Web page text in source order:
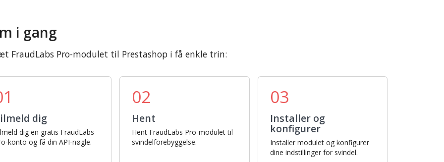
i gang
FraudLabs Pro-modulet til Prestashop i få enkle trin:
dig
dig en gratis FraudLabs
konto og få din API-nøgle.
02
Hent
Hent FraudLabs Pro-modulet til
svindelforebyggelse.
03
Installer og
konfigurer
Installer modulet og konfigurer
dine indstillinger for svindel.